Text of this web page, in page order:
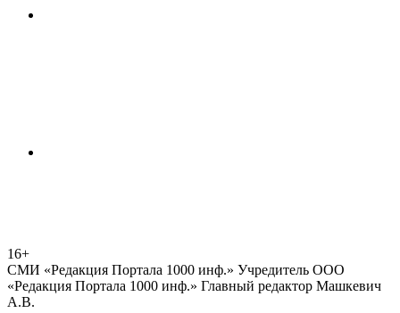
16+
СМИ «Редакция Портала 1000 инф.» Учредитель ООО
«Редакция Портала 1000 инф.» Главный редактор Машкевич
А.В.